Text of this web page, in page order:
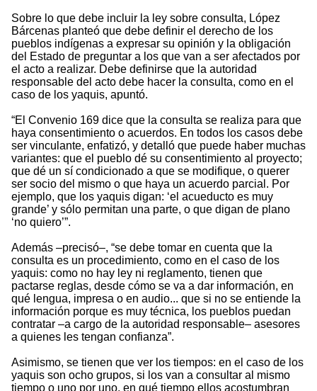
Sobre lo que debe incluir la ley sobre consulta, López
Bárcenas planteó que debe definir el derecho de los
pueblos indígenas a expresar su opinión y la obligación
del Estado de preguntar a los que van a ser afectados por
el acto a realizar. Debe definirse que la autoridad
responsable del acto debe hacer la consulta, como en el
caso de los yaquis, apuntó.
“El Convenio 169 dice que la consulta se realiza para que
haya consentimiento o acuerdos. En todos los casos debe
ser vinculante, enfatizó, y detalló que puede haber muchas
variantes: que el pueblo dé su consentimiento al proyecto;
que dé un sí condicionado a que se modifique, o querer
ser socio del mismo o que haya un acuerdo parcial. Por
ejemplo, que los yaquis digan: ‘el acueducto es muy
grande’ y sólo permitan una parte, o que digan de plano
‘no quiero’”.
Además –precisó–, “se debe tomar en cuenta que la
consulta es un procedimiento, como en el caso de los
yaquis: como no hay ley ni reglamento, tienen que
pactarse reglas, desde cómo se va a dar información, en
qué lengua, impresa o en audio... que si no se entiende la
información porque es muy técnica, los pueblos puedan
contratar –a cargo de la autoridad responsable– asesores
a quienes les tengan confianza”.
Asimismo, se tienen que ver los tiempos: en el caso de los
yaquis son ocho grupos, si los van a consultar al mismo
tiempo o uno por uno, en qué tiempo ellos acostumbran